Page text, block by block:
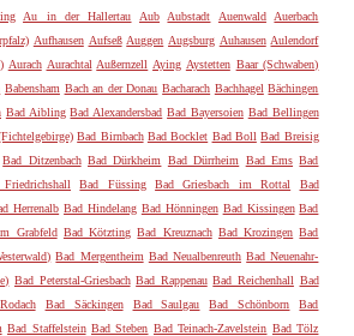
Au in der Hallertau Aub Aubstadt Auenwald
Auerbach
Aufhausen Aufseß Auggen Augsburg Auhausen Aulendorf
Aurach Aurachtal Außernzell Aying Aystetten Baar (Schwaben)
Babensham Bach an der Donau Bacharach Bachhagel Bächingen
Bad Aibling Bad Alexandersbad Bad Bayersoien Bad Bellingen
Bad Birnbach Bad Bocklet Bad Boll Bad Breisig
Bad Ditzenbach Bad Dürkheim Bad Dürrheim Bad Ems Bad
Bad Füssing Bad Griesbach im Rottal
Bad
Herrenalb Bad Hindelang Bad Hönningen Bad Kissingen Bad
Grabfeld Bad Kötzting Bad Kreuznach Bad Krozingen Bad
Bad Mergentheim Bad Neualbenreuth Bad Neuenahr-
Bad Peterstal-Griesbach Bad Rappenau Bad Reichenhall Bad
Bad Säckingen Bad Saulgau Bad Schönborn
Bad
Bad Staffelstein Bad Steben Bad Teinach-Zavelstein Bad Tölz